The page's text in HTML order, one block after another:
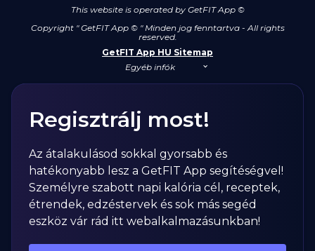
This website is operated by GetFIT App ©
Copyright " GetFIT App © " Minden jog fenntartva - All rights
reserved.
GetFIT App HU Sitemap
Egyéb infók
Regisztrálj most!
Az átalakulásod sokkal gyorsabb és
hatékonyabb lesz a GetFIT App segítéségvel!
Személyre szabott napi kalória cél, receptek,
étrendek, edzéstervek és sok más segéd
eszköz vár rád itt webalkalmazásunkban!